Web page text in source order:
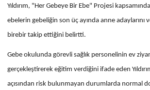
Yıldırım, "Her Gebeye Bir Ebe" Projesi
ebelerin gebeliğin son üç ayında anne adaylarını
birebir takip ettiğini belirtti.
Gebe okulunda görevli sağlık personelinin ev
gerçekleştirerek eğitim verdiğini ifade eden
açısından risk bulunmayan durumlarda normal